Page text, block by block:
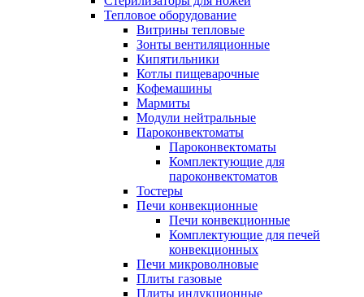
Тепловое оборудование
Витрины тепловые
Зонты вентиляционные
Кипятильники
Котлы пищеварочные
Кофемашины
Мармиты
Модули нейтральные
Пароконвектоматы
Пароконвектоматы
Комплектующие для
пароконвектоматов
Тостеры
Печи конвекционные
Печи конвекционные
Комплектующие для печей
конвекционных
Печи микроволновые
Плиты газовые
Плиты индукционные